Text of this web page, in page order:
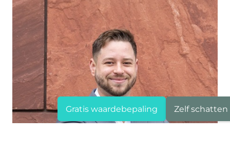
Gratis waardebepaling Zelf schatten